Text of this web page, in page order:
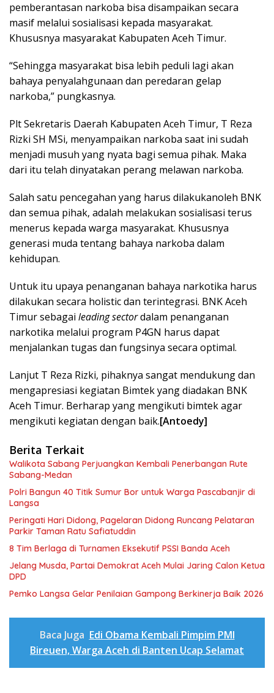
pemberantasan narkoba bisa disampaikan secara
masif melalui sosialisasi kepada masyarakat.
Khususnya masyarakat Kabupaten Aceh Timur.
“Sehingga masyarakat bisa lebih peduli lagi akan
bahaya penyalahgunaan dan peredaran gelap
narkoba,” pungkasnya.
Plt Sekretaris Daerah Kabupaten Aceh Timur, T Reza
Rizki SH MSi, menyampaikan narkoba saat ini sudah
menjadi musuh yang nyata bagi semua pihak. Maka
dari itu telah dinyatakan perang melawan narkoba.
Salah satu pencegahan yang harus dilakukanoleh BNK
dan semua pihak, adalah melakukan sosialisasi terus
menerus kepada warga masyarakat. Khususnya
generasi muda tentang bahaya narkoba dalam
kehidupan.
Untuk itu upaya penanganan bahaya narkotika harus
dilakukan secara holistic dan terintegrasi. BNK Aceh
Timur sebagai leading sectordalam penanganan
narkotika melalui program P4GN harus dapat
menjalankan tugas dan fungsinya secara optimal.
Lanjut T Reza Rizki, pihaknya sangat mendukung dan
mengapresiasi kegiatan Bimtek yang diadakan BNK
Aceh Timur. Berharap yang mengikuti bimtek agar
mengikuti kegiatan dengan baik.[Antoedy]
Berita Terkait
Walikota Sabang Perjuangkan Kembali Penerbangan Rute
Sabang-Medan
Polri Bangun 40 Titik Sumur Bor untuk Warga Pascabanjir di
Langsa
Peringati Hari Didong, Pagelaran Didong Runcang Pelataran
Parkir Taman Ratu Safiatuddin
8 Tim Berlaga di Turnamen Eksekutif PSSI Banda Aceh
Jelang Musda, Partai Demokrat Aceh Mulai Jaring Calon Ketua
DPD
Pemko Langsa Gelar Penilaian Gampong Berkinerja Baik 2026
Baca Juga Edi Obama Kembali Pimpim PMI
Bireuen, Warga Aceh di Banten Ucap Selamat